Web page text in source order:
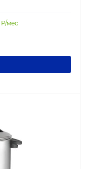
Р/мес